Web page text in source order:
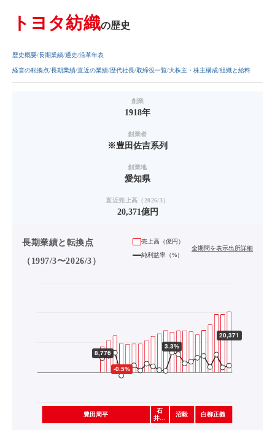
トヨタ紡織の歴史
歴史概要 長期業績 通史 沿革年表
経営の転換点 長期業績 直近の業績 歴代社長 取締役一覧 大株主・株主構成 組織と給料
創業
1918年
創業者
※豊田佐吉系列
創業地
愛知県
直近売上高（2026/3）
20,371億円
長期業績と転換点
（1997/3〜2026/3）
売上高（億円）
純利益率（%）
全期間を表示出所詳細